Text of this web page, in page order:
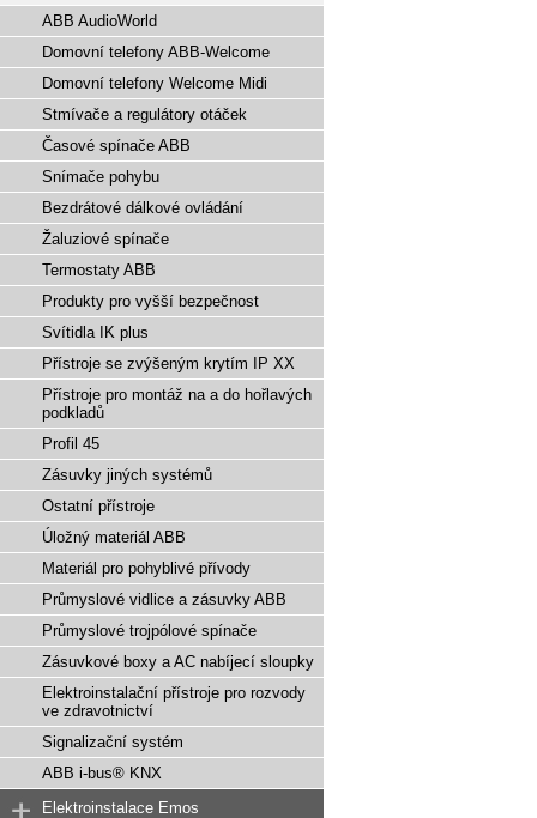
ABB AudioWorld
Domovní telefony ABB-Welcome
Domovní telefony Welcome Midi
Stmívače a regulátory otáček
Časové spínače ABB
Snímače pohybu
Bezdrátové dálkové ovládání
Žaluziové spínače
Termostaty ABB
Produkty pro vyšší bezpečnost
Svítidla IK plus
Přístroje se zvýšeným krytím IP XX
Přístroje pro montáž na a do hořlavých
podkladů
Profil 45
Zásuvky jiných systémů
Ostatní přístroje
Úložný materiál ABB
Materiál pro pohyblivé přívody
Průmyslové vidlice a zásuvky ABB
Průmyslové trojpólové spínače
Zásuvkové boxy a AC nabíjecí sloupky
Elektroinstalační přístroje pro rozvody
ve zdravotnictví
Signalizační systém
ABB i-bus® KNX
Elektroinstalace Emos